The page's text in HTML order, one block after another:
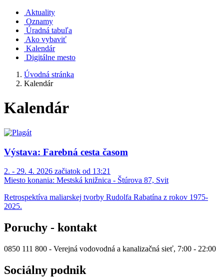
Aktuality
Oznamy
Úradná tabuľa
Ako vybaviť
Kalendár
Digitálne mesto
Úvodná stránka
Kalendár
Kalendár
Výstava: Farebná cesta časom
2. - 29. 4. 2026 začiatok od 13:21
Miesto konania: Mestská knižnica - Štúrova 87, Svit
Retrospektíva maliarskej tvorby Rudolfa Rabatína z rokov 1975-
2025.
Poruchy - kontakt
0850 111 800 - Verejná vodovodná a kanalizačná sieť, 7:00 - 22:00
Sociálny podnik